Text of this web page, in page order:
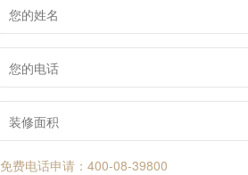
免费电话申请：400-08-39800